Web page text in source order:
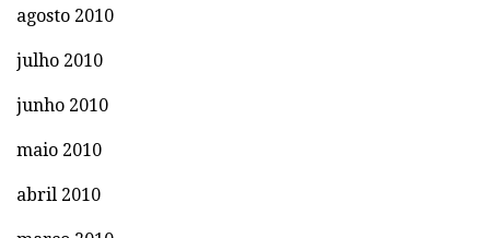
agosto 2010
julho 2010
junho 2010
maio 2010
abril 2010